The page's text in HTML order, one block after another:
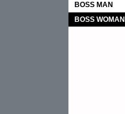
BOSS MAN
BOSS WOMAN